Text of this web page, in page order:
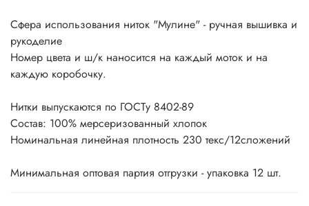
Сфера использования ниток "Мулине" - ручная вышивка и
рукоделие
Номер цвета и ш/к наносится на каждый моток и на
каждую коробочку.
Нитки выпускаются по ГОСТу 8402-89
Состав: 100% мерсеризованный хлопок
Номинальная линейная плотность 230 текс/12сложений
Минимальная оптовая партия отгрузки - упаковка 12 шт.